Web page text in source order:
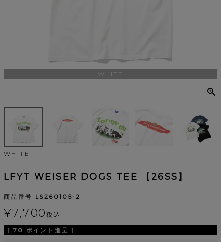
WHITE
WHITE
LFYT WEISER DOGS TEE 【26SS】
商品番号 LS260105-2
¥7,700税込
[ 70 ポイント進呈 ]